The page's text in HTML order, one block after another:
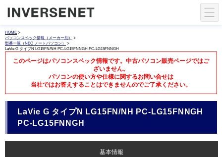
HOME >
パソコンスペック情報（メーカー別）
>
型番一覧（NEC ノートパソコン）
>
LaVie G タイプN LG15FN/NH PC-LG15FNNGH PC-LG15FNNGH
このページはパソコンスペック情報です。中古パソコン販売ページではご
ざいません。
パソコンの使い方や仕様に関するお問い合せは
当社ではお答えすることはできませんのでご了承ください。
LaVie G タイプN LG15FN/NH PC-LG15FNNGH
PC-LG15FNNGH
基本情報